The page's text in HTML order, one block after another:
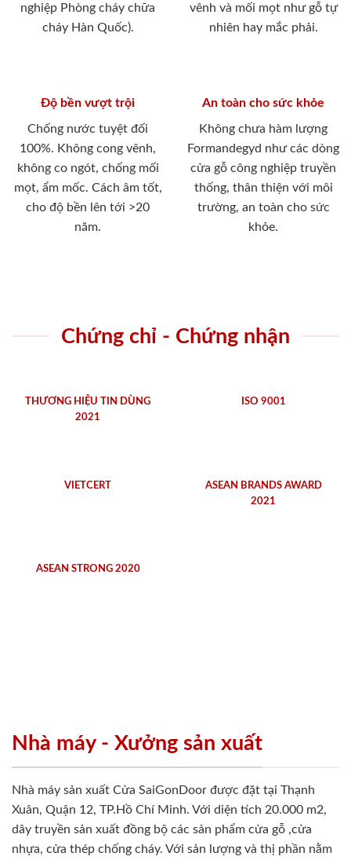
nghiệp Phòng cháy chữa
cháy Hàn Quốc).
vênh và mối mọt như gỗ tự
nhiên hay mắc phải.
Độ bền vượt trội
Chống nước tuyệt đối
100%. Không cong vênh,
không co ngót, chống mối
mọt, ẩm mốc. Cách âm tốt,
cho độ bền lên tới >20
năm.
An toàn cho sức khỏe
Không chưa hàm lượng
Formandegyd như các dòng
cửa gỗ công nghiệp truyền
thống, thân thiện với môi
trường, an toàn cho sức
khỏe.
Chứng chỉ - Chứng nhận
THƯƠNG HIỆU TIN DÙNG
2021
ISO 9001
VIETCERT
ASEAN BRANDS AWARD
2021
ASEAN STRONG 2020
Nhà máy - Xưởng sản xuất
Nhà máy sản xuất Cửa SaiGonDoor được đặt tại Thạnh
Xuân, Quận 12, TP.Hồ Chí Minh. Với diện tích 20.000 m2,
dây truyền sản xuất đồng bộ các sản phẩm cửa gỗ ,cửa
nhựa, cửa thép chống cháy. Với sản lượng và thị phần nằm